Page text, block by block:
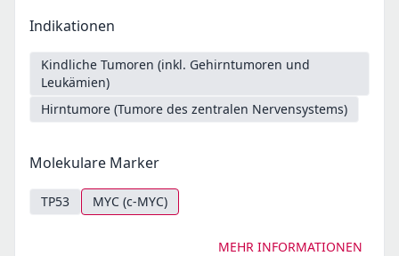
Indikationen
Kindliche Tumoren (inkl. Gehirntumoren und
Leukämien)
Hirntumore (Tumore des zentralen Nervensystems)
Molekulare Marker
TP53 MYC (c-MYC)
MEHR INFORMATIONEN